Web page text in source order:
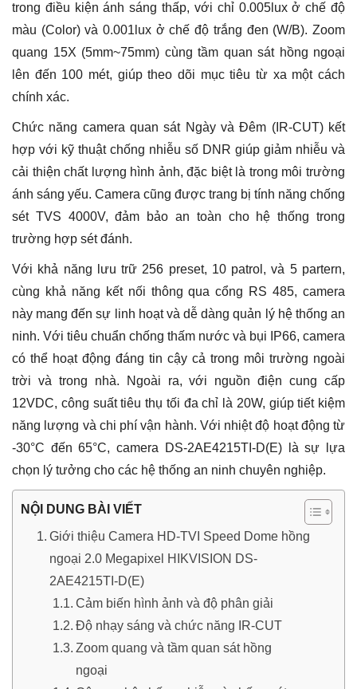
trong điều kiện ánh sáng thấp, với chỉ 0.005lux ở chế độ
màu (Color) và 0.001lux ở chế độ trắng đen (W/B). Zoom
quang 15X (5mm~75mm) cùng tầm quan sát hồng ngoại
lên đến 100 mét, giúp theo dõi mục tiêu từ xa một cách
chính xác.
Chức năng camera quan sát Ngày và Đêm (IR-CUT) kết
hợp với kỹ thuật chống nhiễu số DNR giúp giảm nhiễu và
cải thiện chất lượng hình ảnh, đặc biệt là trong môi trường
ánh sáng yếu. Camera cũng được trang bị tính năng chống
sét TVS 4000V, đảm bảo an toàn cho hệ thống trong
trường hợp sét đánh.
Với khả năng lưu trữ 256 preset, 10 patrol, và 5 partern,
cùng khả năng kết nối thông qua cổng RS 485, camera
này mang đến sự linh hoạt và dễ dàng quản lý hệ thống an
ninh. Với tiêu chuẩn chống thấm nước và bụi IP66, camera
có thể hoạt động đáng tin cậy cả trong môi trường ngoài
trời và trong nhà. Ngoài ra, với nguồn điện cung cấp
12VDC, công suất tiêu thụ tối đa chỉ là 20W, giúp tiết kiệm
năng lượng và chi phí vận hành. Với nhiệt độ hoạt động từ
-30°C đến 65°C, camera DS-2AE4215TI-D(E) là sự lựa
chọn lý tưởng cho các hệ thống an ninh chuyên nghiệp.
NỘI DUNG BÀI VIẾT
Giới thiệu Camera HD-TVI Speed Dome hồng
ngoại 2.0 Megapixel HIKVISION DS-
2AE4215TI-D(E)
Cảm biến hình ảnh và độ phân giải
Độ nhạy sáng và chức năng IR-CUT
Zoom quang và tầm quan sát hồng
ngoại